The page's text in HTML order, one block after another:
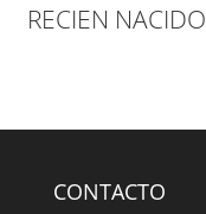
RECIEN NACIDO
CONTACTO